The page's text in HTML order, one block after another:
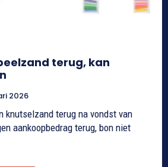
terug, kan
2026
knutselzand terug na vondst van
aankoopbedrag terug, bon niet